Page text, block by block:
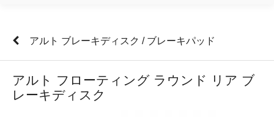
アルト ブレーキディスク / ブレーキパッド
アルト フローティング ラウンド リア ブ
レーキディスク